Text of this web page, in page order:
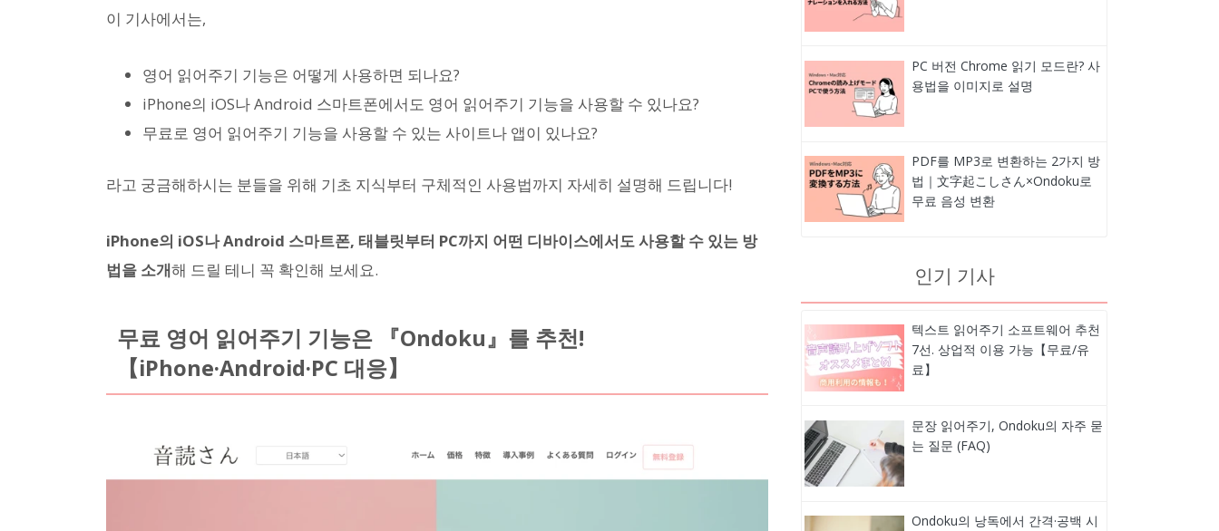
이 기사에서는,
영어 읽어주기 기능은 어떻게 사용하면 되나요?
iPhone의 iOS나 Android 스마트폰에서도 영어 읽어주기 기능을 사용할 수 있나요?
무료로 영어 읽어주기 기능을 사용할 수 있는 사이트나 앱이 있나요?
라고 궁금해하시는 분들을 위해 기초 지식부터 구체적인 사용법까지 자세히 설명해 드립니다!
iPhone의 iOS나 Android 스마트폰, 태블릿부터 PC까지 어떤 디바이스에서도 사용할 수 있는 방
법을 소개해 드릴 테니 꼭 확인해 보세요.
무료 영어 읽어주기 기능은 『Ondoku』를 추천!
【iPhone·Android·PC 대응】
PC 버전 Chrome 읽기 모드란? 사
용법을 이미지로 설명
PDF를 MP3로 변환하는 2가지 방
법｜文字起こしさん×Ondoku로
무료 음성 변환
인기 기사
텍스트 읽어주기 소프트웨어 추천
7선. 상업적 이용 가능【무료/유
료】
문장 읽어주기, Ondoku의 자주 묻
는 질문 (FAQ)
Ondoku의 낭독에서 간격·공백 시